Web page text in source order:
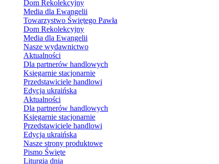
Dom Rekolekcyjny
Media dla Ewangelii
Towarzystwo Świętego Pawła
Dom Rekolekcyjny
Media dla Ewangelii
Nasze wydawnictwo
Aktualności
Dla partnerów handlowych
Księgarnie stacjonarnie
Przedstawiciele handlowi
Edycja ukraińska
Aktualności
Dla partnerów handlowych
Księgarnie stacjonarnie
Przedstawiciele handlowi
Edycja ukraińska
Nasze strony produktowe
Pismo Święte
Liturgia dnia